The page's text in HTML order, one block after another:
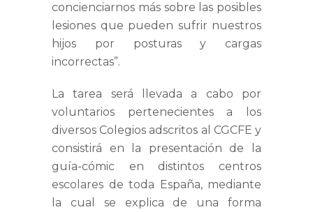
concienciarnos más sobre las posibles
lesiones que pueden sufrir nuestros
hijos por posturas y cargas
incorrectas”.
La tarea será llevada a cabo por
voluntarios pertenecientes a los
diversos Colegios adscritos al CGCFE y
consistirá en la presentación de la
guía-cómic en distintos centros
escolares de toda España, mediante
la cual se explica de una forma